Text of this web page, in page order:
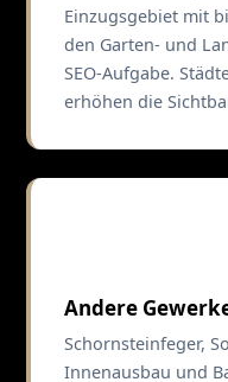
Einzugsgebiet mit
den Garten- und
SEO-Aufgabe.
erhöhen die
Andere
Schornsteinfeger,
Innenausbau und